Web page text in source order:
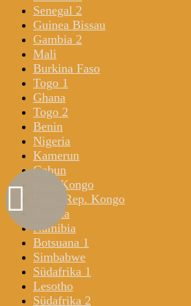
Senegal 2
Guinea Bissau
Gambia 2
Mali
Burkina Faso
Togo 1
Ghana
Togo 2
Benin
Nigeria
Kamerun
Gabun
Rep. Kongo
Dem. Rep. Kongo
Angola
Namibia
Botsuana 1
Simbabwe
Südafrika 1
Lesotho
Südafrika 2